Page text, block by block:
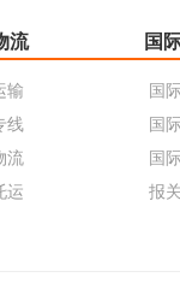
流
输
线
流
运
国
国
国
国
报